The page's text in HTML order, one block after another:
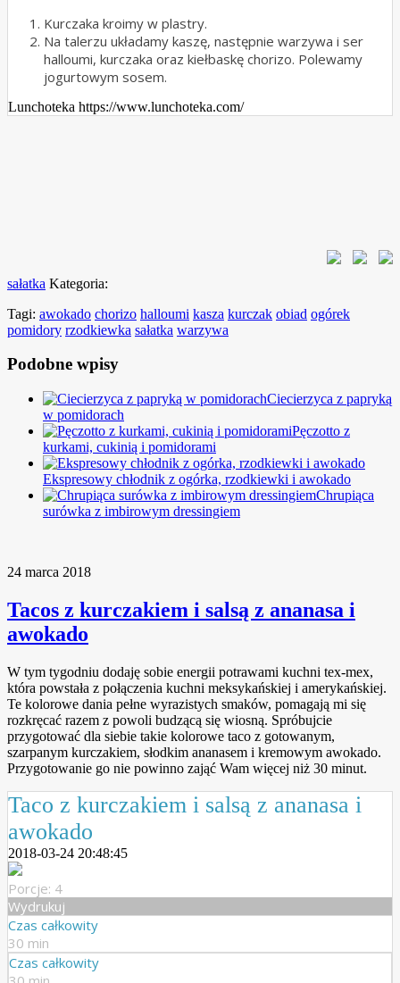
Kurczaka kroimy w plastry.
Na talerzu układamy kaszę, następnie warzywa i ser
halloumi, kurczaka oraz kiełbaskę chorizo. Polewamy
jogurtowym sosem.
Lunchoteka https://www.lunchoteka.com/
sałatka Kategoria:
Tagi: awokado chorizo halloumi kasza kurczak obiad ogórek
pomidory rzodkiewka sałatka warzywa
Podobne wpisy
Ciecierzyca z papryką
w pomidorach
Pęczotto z
kurkami, cukinią i pomidorami
Ekspresowy chłodnik z ogórka, rzodkiewki i awokado
Chrupiąca
surówka z imbirowym dressingiem
24 marca 2018
Tacos z kurczakiem i salsą z ananasa i
awokado
W tym tygodniu dodaję sobie energii potrawami kuchni tex-mex,
która powstała z połączenia kuchni meksykańskiej i amerykańskiej.
Te kolorowe dania pełne wyrazistych smaków, pomagają mi się
rozkręcać razem z powoli budzącą się wiosną. Spróbujcie
przygotować dla siebie takie kolorowe taco z gotowanym,
szarpanym kurczakiem, słodkim ananasem i kremowym awokado.
Przygotowanie go nie powinno zająć Wam więcej niż 30 minut.
Taco z kurczakiem i salsą z ananasa i
awokado
2018-03-24 20:48:45
Porcje: 4
Wydrukuj
Czas całkowity
30 min
Czas całkowity